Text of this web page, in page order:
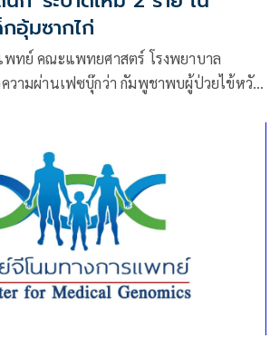
อุ้มซากไก่
พทย์ คณะแพทยศาสตร์ โรงพยาบาล
วามผ่านเฟซบุ๊กว่า กัมพูชาพบผู้ป่วยไข้หวัด